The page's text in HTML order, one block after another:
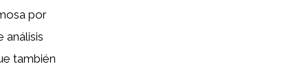
por
análisis
también